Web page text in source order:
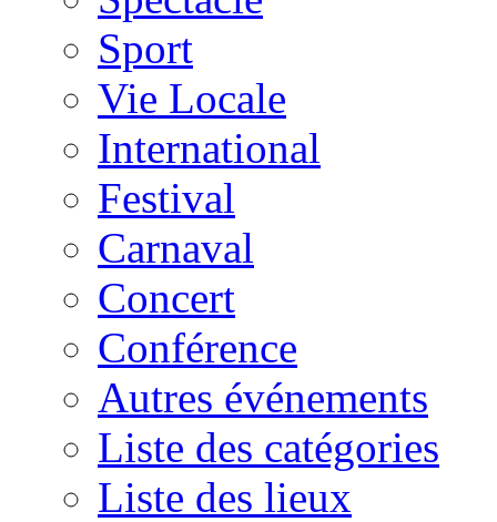
Sport
Vie Locale
International
Festival
Carnaval
Concert
Conférence
Autres événements
Liste des catégories
Liste des lieux